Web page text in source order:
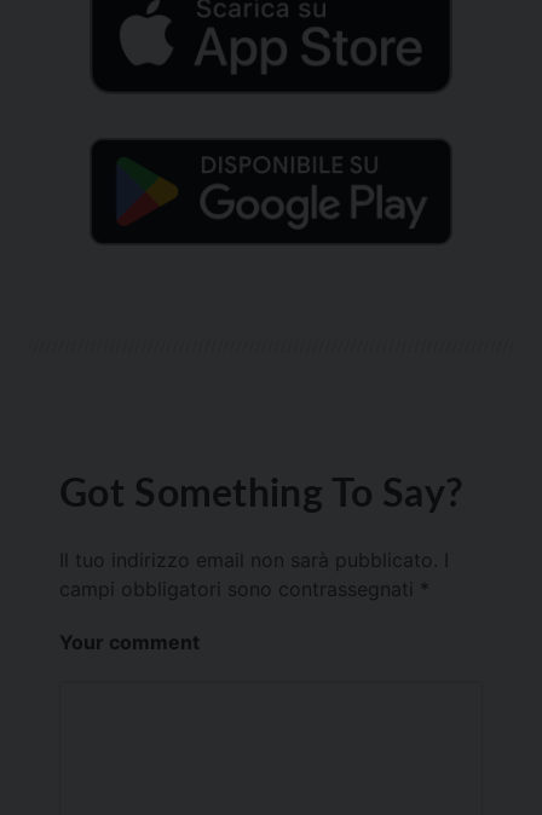
Got Something To Say?
Il tuo indirizzo email non sarà pubblicato.
campi obbligatori sono contrassegnati *
Your comment